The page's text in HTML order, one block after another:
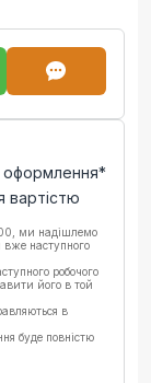
оформлення*
вартістю
ми надішлемо
наступного
робочого
його в той
в
буде повністю